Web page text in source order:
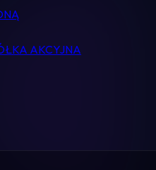
AKCYJNA